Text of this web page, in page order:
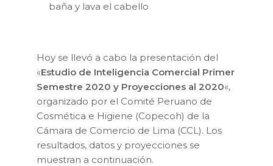
baña y lava el cabello
Hoy se llevó a cabo la presentación del
«Estudio de Inteligencia Comercial Primer
Semestre 2020 y Proyecciones al 2020«,
organizado por el Comité Peruano de
Cosmética e Higiene (Copecoh) de la
Cámara de Comercio de Lima (CCL). Los
resultados, datos y proyecciones se
muestran a continuación.